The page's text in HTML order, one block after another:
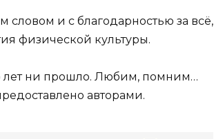
и с благодарностью за всё,
физической культуры.
лет ни прошло. Любим, помним…
авторами.